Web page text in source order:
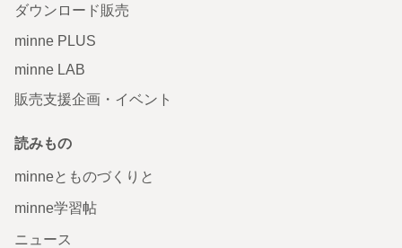
ダウンロード販売
minne PLUS
minne LAB
販売支援企画・イベント
読みもの
minneとものづくりと
minne学習帖
ニュース